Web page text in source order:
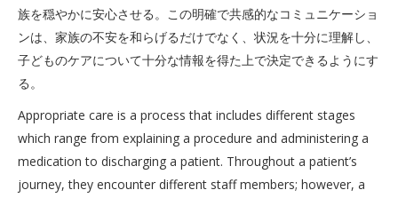
族を穏やかに安心させる。この明確で共感的なコミュニケーショ
ンは、家族の不安を和らげるだけでなく、状況を十分に理解し、
子どものケアについて十分な情報を得た上で決定できるようにす
る。
Appropriate care is a process that includes different stages
which range from explaining a procedure and administering a
medication to discharging a patient. Throughout a patient’s
journey, they encounter different staff members; however, a